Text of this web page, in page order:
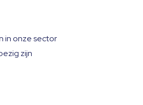
in onze sector
zijn